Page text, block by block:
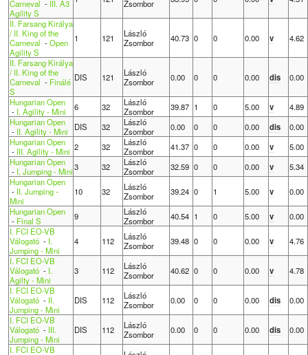
Carneval - III. A3
Agility S
Zsombor
II. Farsang Királya
/ II. King of the
Carneval -Open
Agility S
1 121
László
Zsombor
40.73 0 0 0.00 v 4.62
II. Farsang Királya
/ II. King of the
Carneval - Finálé
S
DIS 121
László
Zsombor
0.00 0 0 0.00 dis 0.00
Hungarian Open
- I. Agility - Mini 6 32
László
Zsombor
39.87 1 0 5.00 v
4.89
Hungarian Open
- II. Agility - Mini DIS 32
László
Zsombor
0.00 0 0 0.00 dis
0.00
Hungarian Open
- III. Agility - Mini 2 32
László
Zsombor
41.37 0 0 0.00 v
5.00
Hungarian Open
- I. Jumping - Mini3 32
László
Zsombor
32.59 0 0 0.00 v
5.34
Hungarian Open
- II. Jumping -
Mini
10 32
László
Zsombor
39.24 0 1 5.00 v
0.00
Hungarian Open
- Final S 9
László
Zsombor
40.54 1 0 5.00 v
0.00
I. FCI EO-VB
Válogató- I.
Jumping - Mini
4 112
László
Zsombor
39.48 0 0 0.00 v
4.76
I. FCI EO-VB
Válogató- I.
Agilty - Mini
3 112
László
Zsombor
40.62 0 0 0.00 v
4.78
I. FCI EO-VB
Válogató- II.
Jumping - Mini
DIS 112
László
Zsombor
0.00 0 0 0.00 dis
0.00
I. FCI EO-VB
Válogató- III.
Jumping - Mini
DIS 112
László
Zsombor
0.00 0 0 0.00 dis
0.00
I. FCI EO-VB